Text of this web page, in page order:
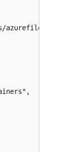
azurefiles/